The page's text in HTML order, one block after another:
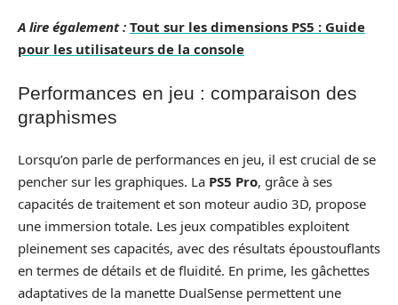
A lire également : Tout sur les dimensions PS5 : Guide
pour les utilisateurs de la console
Performances en jeu : comparaison des
graphismes
Lorsqu’on parle de performances en jeu, il est crucial de se
pencher sur les graphiques. La PS5 Pro, grâce à ses
capacités de traitement et son moteur audio 3D, propose
une immersion totale. Les jeux compatibles exploitent
pleinement ses capacités, avec des résultats époustouflants
en termes de détails et de fluidité. En prime, les gâchettes
adaptatives de la manette DualSense permettent une